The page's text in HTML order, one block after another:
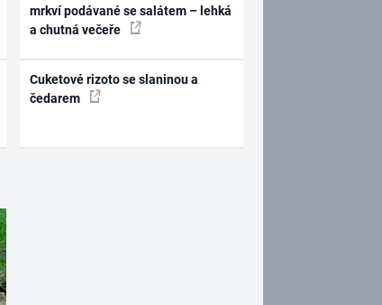
mrkví podávané se salátem – lehká
a chutná večeře
Cuketové rizoto se slaninou a
čedarem